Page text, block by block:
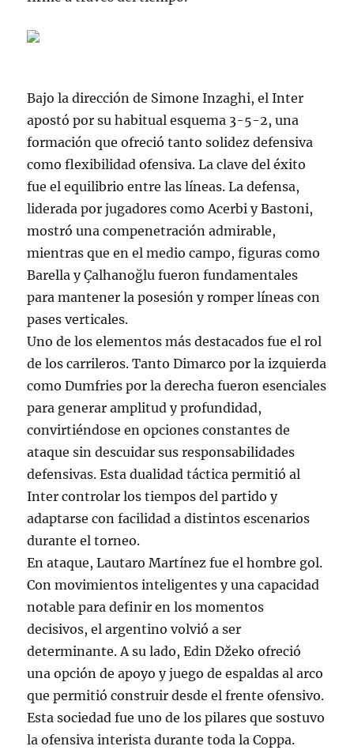
Bajo la dirección de Simone Inzaghi, el Inter
apostó por su habitual esquema 3-5-2, una
formación que ofreció tanto solidez defensiva
como flexibilidad ofensiva. La clave del éxito
fue el equilibrio entre las líneas. La defensa,
liderada por jugadores como Acerbi y Bastoni,
mostró una compenetración admirable,
mientras que en el medio campo, figuras como
Barella y Çalhanoğlu fueron fundamentales
para mantener la posesión y romper líneas con
pases verticales.
Uno de los elementos más destacados fue el rol
de los carrileros. Tanto Dimarco por la izquierda
como Dumfries por la derecha fueron esenciales
para generar amplitud y profundidad,
convirtiéndose en opciones constantes de
ataque sin descuidar sus responsabilidades
defensivas. Esta dualidad táctica permitió al
Inter controlar los tiempos del partido y
adaptarse con facilidad a distintos escenarios
durante el torneo.
En ataque, Lautaro Martínez fue el hombre gol.
Con movimientos inteligentes y una capacidad
notable para definir en los momentos
decisivos, el argentino volvió a ser
determinante. A su lado, Edin Džeko ofreció
una opción de apoyo y juego de espaldas al arco
que permitió construir desde el frente ofensivo.
Esta sociedad fue uno de los pilares que sostuvo
la ofensiva interista durante toda la Coppa.